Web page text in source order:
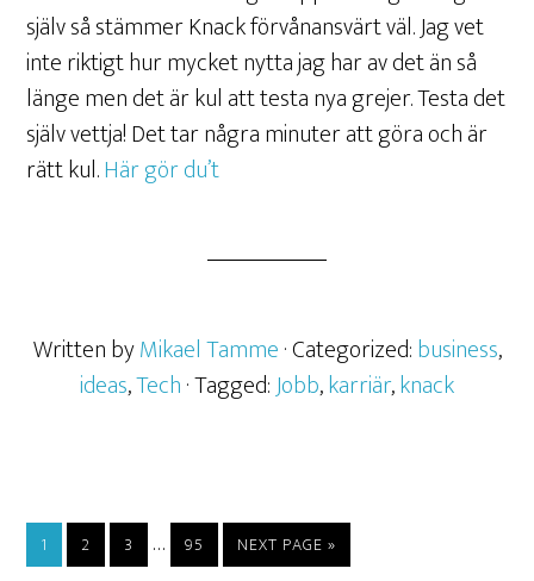
själv så stämmer Knack förvånansvärt väl. Jag vet
inte riktigt hur mycket nytta jag har av det än så
länge men det är kul att testa nya grejer. Testa det
själv vettja! Det tar några minuter att göra och är
rätt kul.Här gör du’t
Written byMikael Tamme· Categorized:business,
ideas,Tech· Tagged:Jobb,karriär,knack
1 2 3 … 95 NEXT PAGE »